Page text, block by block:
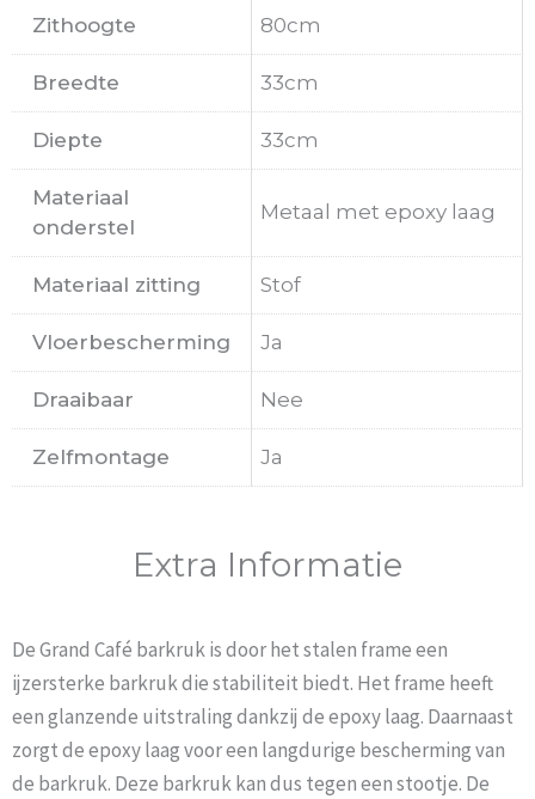
Zithoogte 80cm
Breedte 33cm
Diepte 33cm
Materiaal
onderstel
Metaal met epoxy laag
Materiaal zitting Stof
Vloerbescherming Ja
Draaibaar Nee
Zelfmontage Ja
Extra Informatie
De Grand Café barkruk is door het stalen frame een
ijzersterke barkruk die stabiliteit biedt. Het frame heeft
een glanzende uitstraling dankzij de epoxy laag. Daarnaast
zorgt de epoxy laag voor een langdurige bescherming van
de barkruk. Deze barkruk kan dus tegen een stootje. De